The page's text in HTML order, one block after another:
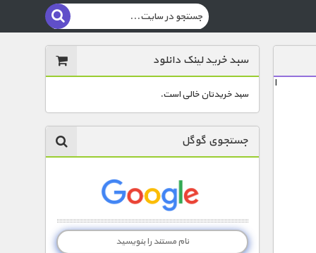
ا
سبد خرید لینک دانلود
سبد خریدتان خالی است.
جستجوی گوگل